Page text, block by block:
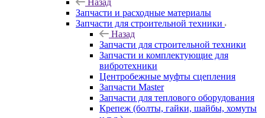
Назад
Запчасти и расходные материалы
Запчасти для строительной техники
Назад
Запчасти для строительной техники
Запчасти и комплектующие для
вибротехники
Центробежные муфты сцепления
Запчасти Master
Запчасти для теплового оборудования
Крепеж (болты, гайки, шайбы, хомуты